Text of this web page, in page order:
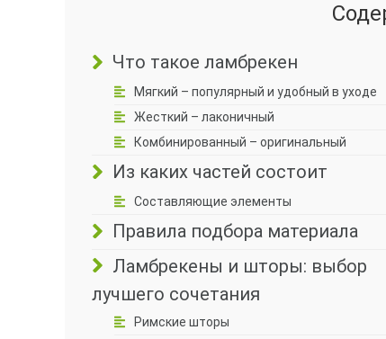
Что такое ламбрекен
Мягкий – популярный и удобный в уходе
Жесткий – лаконичный
Комбинированный – оригинальный
Из каких частей состоит
Составляющие элементы
Правила подбора материала
Ламбрекены и шторы: выбор
лучшего сочетания
Римские шторы